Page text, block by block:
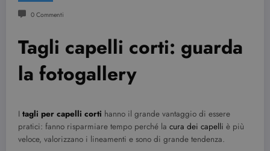
0 Commenti
Tagli capelli corti: guarda
la fotogallery
I tagli per capelli corti hanno il grande vantaggio di essere
pratici: fanno risparmiare tempo perché la cura dei capelli è più
veloce, valorizzano i lineamenti e sono di grande tendenza.